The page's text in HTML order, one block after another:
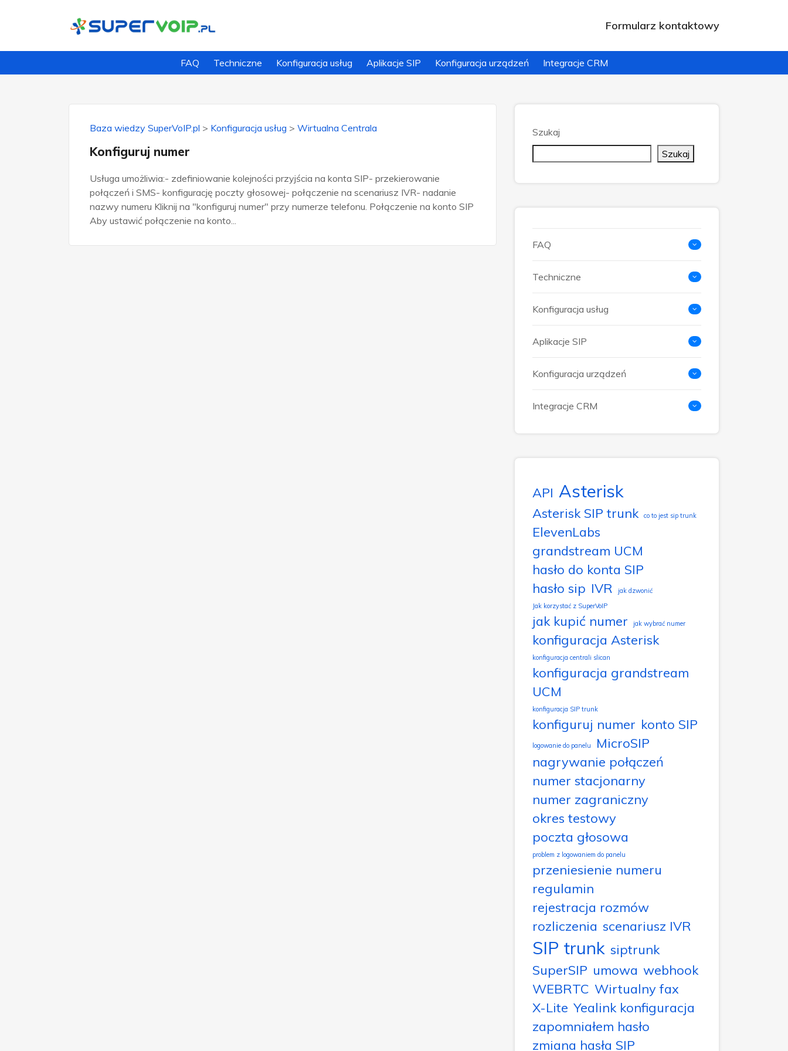
Formularz kontaktowy
FAQ Techniczne Konfiguracja usług Aplikacje SIP Konfiguracja urządzeń Integracje CRM
Baza wiedzy SuperVoIP.pl > Konfiguracja usług > Wirtualna Centrala
Konfiguruj numer
Usługa umożliwia:- zdefiniowanie kolejności przyjścia na konta SIP- przekierowanie
połączeń i SMS- konfigurację poczty głosowej- połączenie na scenariusz IVR- nadanie
nazwy numeru Kliknij na "konfiguruj numer" przy numerze telefonu. Połączenie na konto SIP
Aby ustawić połączenie na konto...
Szukaj
Szukaj
FAQ
Techniczne
Konfiguracja usług
Aplikacje SIP
Konfiguracja urządzeń
Integracje CRM
API Asterisk
Asterisk SIP trunk co to jest sip trunk
ElevenLabs
grandstream UCM
hasło do konta SIP
hasło sip IVR
jak dzwonić
Jak korzystać z SuperVoIP
jak kupić numer jak wybrać numer
konfiguracja Asterisk
konfiguracja centrali slican
konfiguracja grandstream
UCM
konfiguracja SIP trunk
konfiguruj numer konto SIP
logowanie do panelu
MicroSIP
nagrywanie połączeń
numer stacjonarny
numer zagraniczny
okres testowy
poczta głosowa
problem z logowaniem do panelu
przeniesienie numeru
regulamin
rejestracja rozmów
rozliczenia scenariusz IVR
SIP trunk siptrunk
SuperSIP umowa webhook
WEBRTC Wirtualny fax
X-Lite Yealink konfiguracja
zapomniałem hasło
zmiana hasła SIP